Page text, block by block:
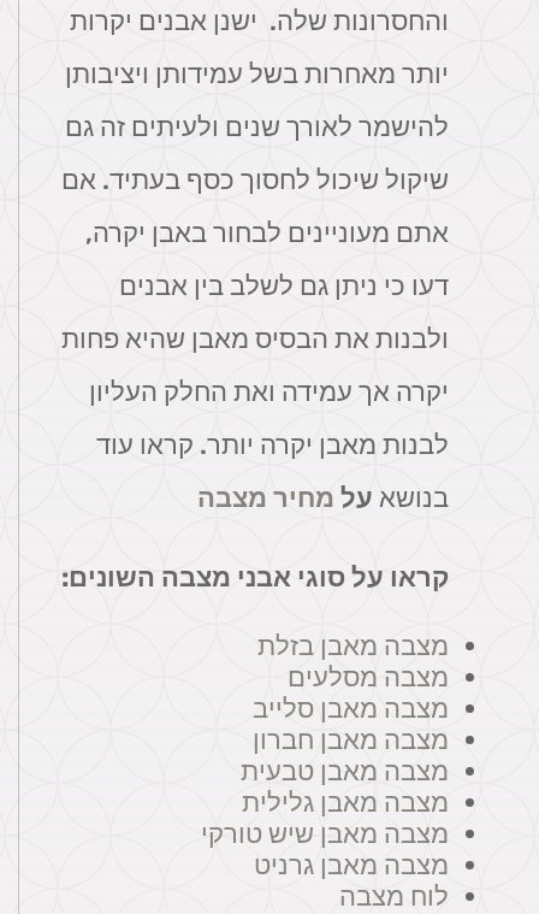
והחסרונות שלה. ישנן אבנים יקרות
יותר מאחרות בשל עמידותן ויציבותן
להישמר לאורך שנים ולעיתים זה גם
שיקול שיכול לחסוך כסף בעתיד. אם
אתם מעוניינים לבחור באבן יקרה,
דעו כי ניתן גם לשלב בין אבנים
ולבנות את הבסיס מאבן שהיא פחות
יקרה אך עמידה ואת החלק העליון
לבנות מאבן יקרה יותר. קראו עוד
בנושא על מחיר מצבה
קראו על סוגי אבני מצבה השונים:
מצבה מאבן בזלת
מצבה מסלעים
מצבה מאבן סלייב
מצבה מאבן חברון
מצבה מאבן טבעית
מצבה מאבן גלילית
מצבה מאבן שיש טורקי
מצבה מאבן גרניט
לוח מצבה